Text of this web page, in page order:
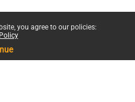
you agree to our policies: